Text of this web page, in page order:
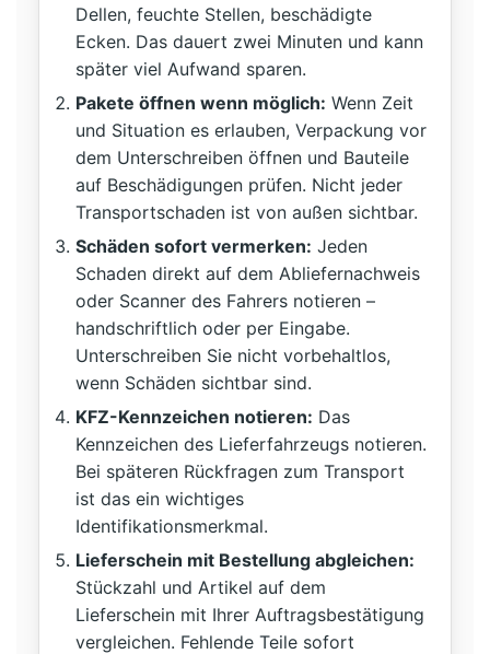
Dellen, feuchte Stellen, beschädigte
Ecken. Das dauert zwei Minuten und kann
später viel Aufwand sparen.
Pakete öffnen wenn möglich: Wenn Zeit
und Situation es erlauben, Verpackung vor
dem Unterschreiben öffnen und Bauteile
auf Beschädigungen prüfen. Nicht jeder
Transportschaden ist von außen sichtbar.
Schäden sofort vermerken: Jeden
Schaden direkt auf dem Abliefernachweis
oder Scanner des Fahrers notieren –
handschriftlich oder per Eingabe.
Unterschreiben Sie nicht vorbehaltlos,
wenn Schäden sichtbar sind.
KFZ-Kennzeichen notieren: Das
Kennzeichen des Lieferfahrzeugs notieren.
Bei späteren Rückfragen zum Transport
ist das ein wichtiges
Identifikationsmerkmal.
Lieferschein mit Bestellung abgleichen:
Stückzahl und Artikel auf dem
Lieferschein mit Ihrer Auftragsbestätigung
vergleichen. Fehlende Teile sofort